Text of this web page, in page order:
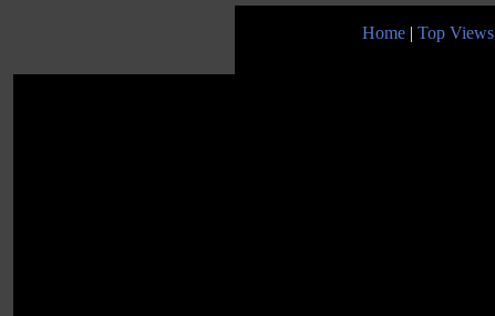
Home | Top Views